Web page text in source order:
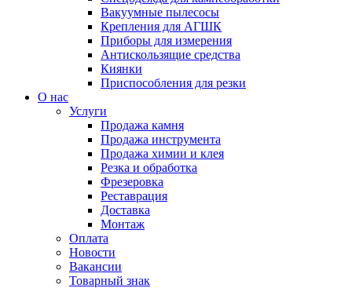
Вакуумные пылесосы
Крепления для АГШК
Приборы для измерения
Антискользящие средства
Киянки
Приспособления для резки
О нас
Услуги
Продажа камня
Продажа инструмента
Продажа химии и клея
Резка и обработка
Фрезеровка
Реставрация
Доставка
Монтаж
Оплата
Новости
Вакансии
Товарный знак